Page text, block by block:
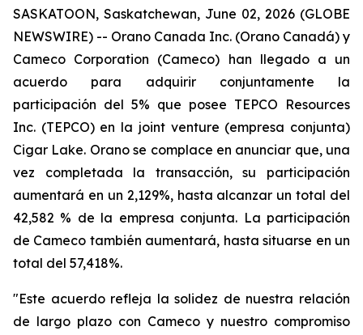
SASKATOON, Saskatchewan, June 02, 2026 (GLOBE
NEWSWIRE) -- Orano Canada Inc. (Orano Canadá) y
Cameco Corporation (Cameco) han llegado a un
acuerdo para adquirir conjuntamente la
participación del 5% que posee TEPCO Resources
Inc. (TEPCO) en la joint venture (empresa conjunta)
Cigar Lake. Orano se complace en anunciar que, una
vez completada la transacción, su participación
aumentará en un 2,129%, hasta alcanzar un total del
42,582 % de la empresa conjunta. La participación
de Cameco también aumentará, hasta situarse en un
total del 57,418%.
"Este acuerdo refleja la solidez de nuestra relación
de largo plazo con Cameco y nuestro compromiso